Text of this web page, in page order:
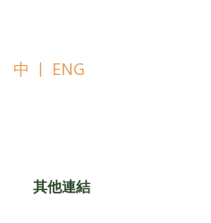
中 | ENG
其他連結